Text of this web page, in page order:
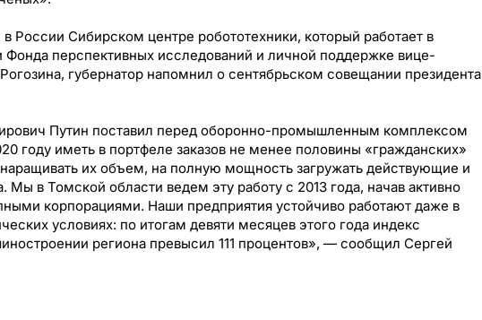
России Сибирском центре робототехники, который работает в
Фонда перспективных исследований и личной поддержке вице-
губернатор напомнил о сентябрьском совещании президента
Путин поставил перед оборонно-промышленным комплексом
году иметь в портфеле заказов не менее половины «гражданских»
наращивать их объем, на полную мощность загружать действующие и
Мы в Томской области ведем эту работу с 2013 года, начав активно
корпорациями. Наши предприятия устойчиво работают даже в
условиях: по итогам девяти месяцев этого года индекс
региона превысил 111 процентов», — сообщил Сергей